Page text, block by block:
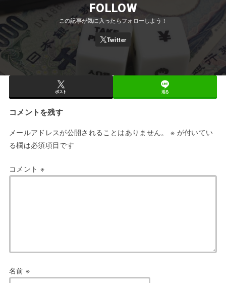
FOLLOW
ポスト 送る
コメントを残す
メールアドレスが公開されることはありません。 ※ が付いてい
る欄は必須項目です
コメント ※
名前 ※